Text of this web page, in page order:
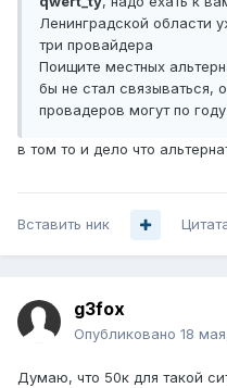
Ленинградской области
три провайдера
Поищите местных
бы не стал связываться,
провадеров могут по
в том то и дело что
Вставить ник
g3fox
Опубликовано 18
Думаю, что 50к для такой